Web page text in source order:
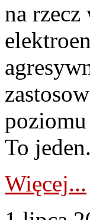
na
To
Więcej...